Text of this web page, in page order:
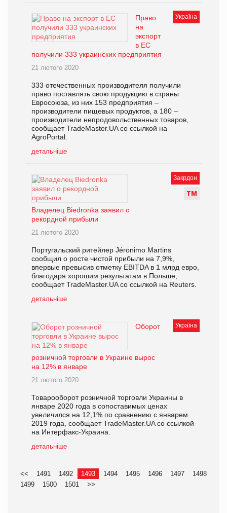
Україна
Право
на
экспорт
в ЕС
получили 333 украинских предприятия
21 лютого 2020
333 отечественных производителя получили
право поставлять свою продукцию в страны
Евросоюза, из них 153 предприятия –
производители пищевых продуктов, а 180 –
производители непродовольственных товаров,
сообщает TradeMaster.UA со ссылкой на
AgroPortal.
детальніше
Закрдон
ТМ
Владелец Biedronka заявил о
рекордной прибыли
21 лютого 2020
Португальский ритейлер Jéronimo Martins
сообщил о росте чистой прибыли на 7,9%,
впервые превысив отметку EBITDA в 1 млрд евро,
благодаря хорошим результатам в Польше,
сообщает TradeMaster.UA со ссылкой на Reuters.
детальніше
Україна
Оборот
розничной торговли в Украине вырос
на 12% в январе
21 лютого 2020
Товарооборот розничной торговли Украины в
январе 2020 года в сопоставимых ценах
увеличился на 12,1% по сравнению с январем
2019 года, сообщает TradeMaster.UA со ссылкой
на Интерфакс-Украина.
детальніше
<< 1491 1492 1493 1494 1495 1496 1497
1498
1499
1500 1501 >>